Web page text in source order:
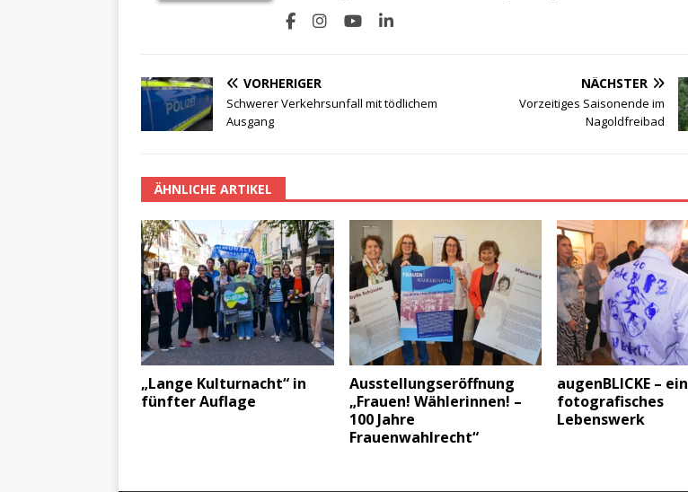
VORHERIGER
Schwerer Verkehrsunfall mit tödlichem
Ausgang
NÄCHSTER
Vorzeitiges Saisonende im
Nagoldfreibad
ÄHNLICHE ARTIKEL
„Lange Kulturnacht“ in
fünfter Auflage
Ausstellungseröffnung
„Frauen! Wählerinnen! –
100 Jahre
Frauenwahlrecht“
augenBLICKE – ein
fotografisches
Lebenswerk